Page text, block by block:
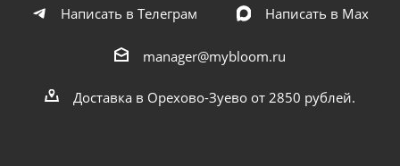
Написать в Телеграм
Написать в Мах
manager@mybloom.ru
Доставка в Орехово-Зуево от 2850 рублей.